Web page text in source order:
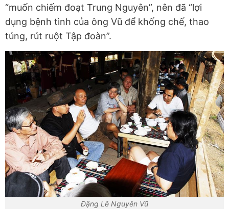
“muốn chiếm đoạt Trung Nguyên”, nên đã “lợi
dụng bệnh tình của ông Vũ để khống chế, thao
túng, rút ruột Tập đoàn”.
Đặng Lê Nguyên Vũ